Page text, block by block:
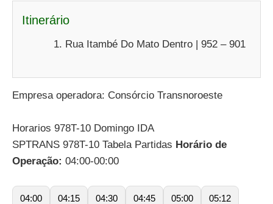
Itinerário
Rua Itambé Do Mato Dentro | 952 – 901
Empresa operadora: Consórcio Transnoroeste
Horarios 978T-10 Domingo IDA
SPTRANS 978T-10 Tabela Partidas Horário de
Operação: 04:00-00:00
04:00 04:15 04:30 04:45 05:00 05:12